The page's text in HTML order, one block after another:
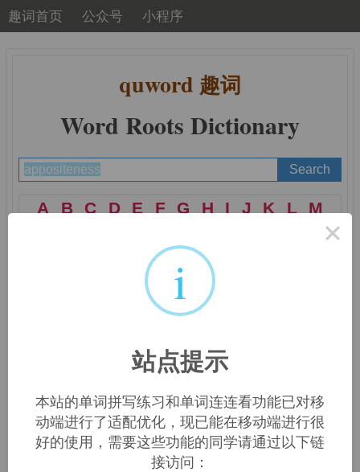
趣词首页 公众号 小程序
quword 趣词
Word Roots Dictionary
A B C D E F G H I J K L
M
Z
词根词缀：pon-, posit-,
pos-, -poning, -poned, -
ponency, -ponent, -
ponement, -pound
×
i
站点提示
本站的单词拼写练习和单词连连看功能已对移
动端进行了适配优化，现已能在移动端进行很
好的使用，需要这些功能的同学请通过以下链
接访问：